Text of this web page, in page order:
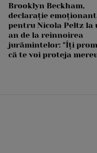
Brooklyn Beckham,
declarație
pentru Nicola Peltz la
an de la reînnoirea
jurămintelor: "Îți
că te voi proteja